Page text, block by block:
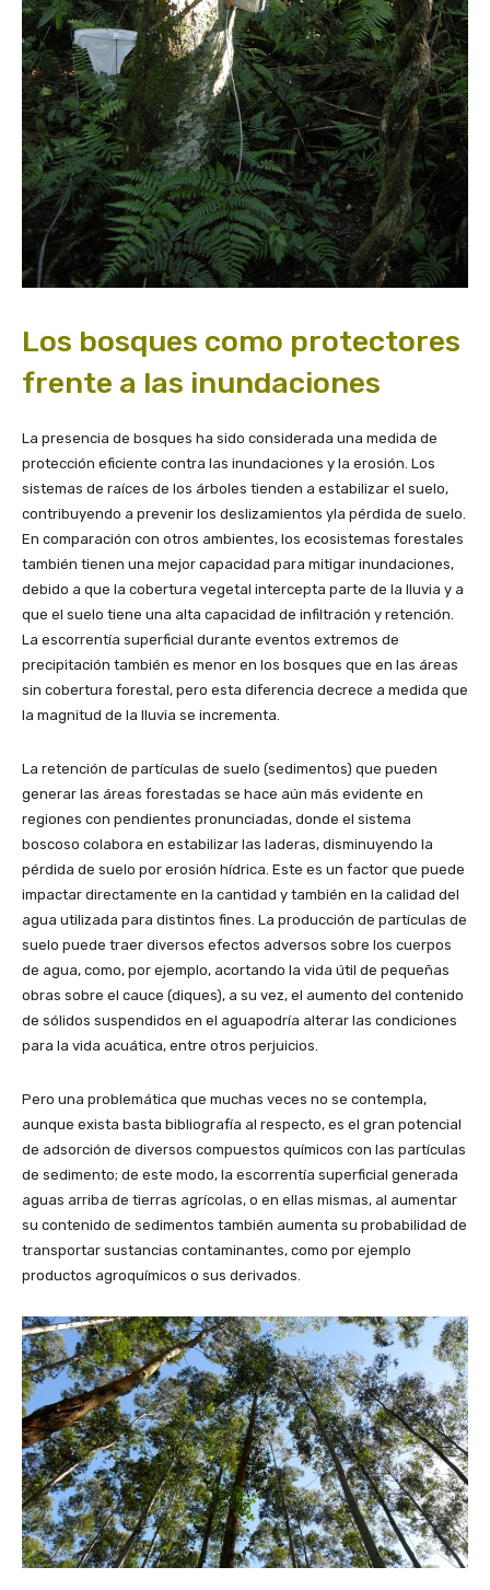
Los bosques como protectores
frente a las inundaciones
La presencia de bosques ha sido considerada una medida de
protección eficiente contra las inundaciones y la erosión. Los
sistemas de raíces de los árboles tienden a estabilizar el suelo,
contribuyendo a prevenir los deslizamientos yla pérdida de suelo.
En comparación con otros ambientes, los ecosistemas forestales
también tienen una mejor capacidad para mitigar inundaciones,
debido a que la cobertura vegetal intercepta parte de la lluvia y a
que el suelo tiene una alta capacidad de infiltración y retención.
La escorrentía superficial durante eventos extremos de
precipitación también es menor en los bosques que en las áreas
sin cobertura forestal, pero esta diferencia decrece a medida que
la magnitud de la lluvia se incrementa.
La retención de partículas de suelo (sedimentos) que pueden
generar las áreas forestadas se hace aún más evidente en
regiones con pendientes pronunciadas, donde el sistema
boscoso colabora en estabilizar las laderas, disminuyendo la
pérdida de suelo por erosión hídrica. Este es un factor que puede
impactar directamente en la cantidad y también en la calidad del
agua utilizada para distintos fines. La producción de partículas de
suelo puede traer diversos efectos adversos sobre los cuerpos
de agua, como, por ejemplo, acortando la vida útil de pequeñas
obras sobre el cauce (diques), a su vez, el aumento del contenido
de sólidos suspendidos en el aguapodría alterar las condiciones
para la vida acuática, entre otros perjuicios.
Pero una problemática que muchas veces no se contempla,
aunque exista basta bibliografía al respecto, es el gran potencial
de adsorción de diversos compuestos químicos con las partículas
de sedimento; de este modo, la escorrentía superficial generada
aguas arriba de tierras agrícolas, o en ellas mismas, al aumentar
su contenido de sedimentos también aumenta su probabilidad de
transportar sustancias contaminantes, como por ejemplo
productos agroquímicos o sus derivados.